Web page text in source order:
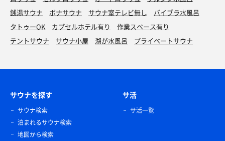
銭湯サウナ
ボナサウナ サウナ室テレビ無し
バイブラ水風呂
タトゥーOK
カプセルホテル有り
作業スペース有り
テントサウナ
サウナ小屋 湖が水風呂 プライベートサウナ
サウナを探す
サウナ検索
泊まれるサウナ検索
地図から検索
サ活
サ活一覧